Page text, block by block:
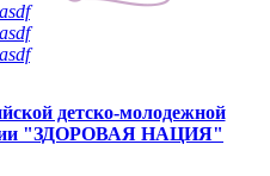
asdf
asdf
asdf
детско-молодежной
"ЗДОРОВАЯ НАЦИЯ"